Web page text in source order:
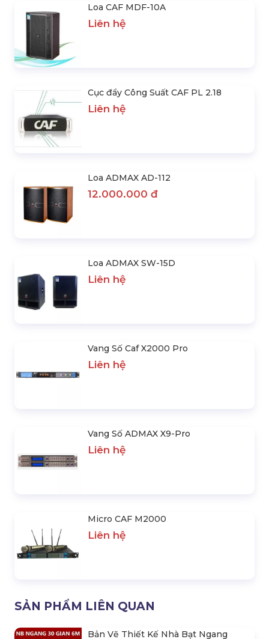
Loa CAF MDF-10A
Liên hệ
Cục đẩy Công Suất CAF PL 2.18
Liên hệ
Loa ADMAX AD-112
12.000.000 đ
Loa ADMAX SW-15D
Liên hệ
Vang Số Caf X2000 Pro
Liên hệ
Vang Số ADMAX X9-Pro
Liên hệ
Micro CAF M2000
Liên hệ
SẢN PHẨM LIÊN QUAN
Bản Vẽ Thiết Kế Nhà Bạt Ngang